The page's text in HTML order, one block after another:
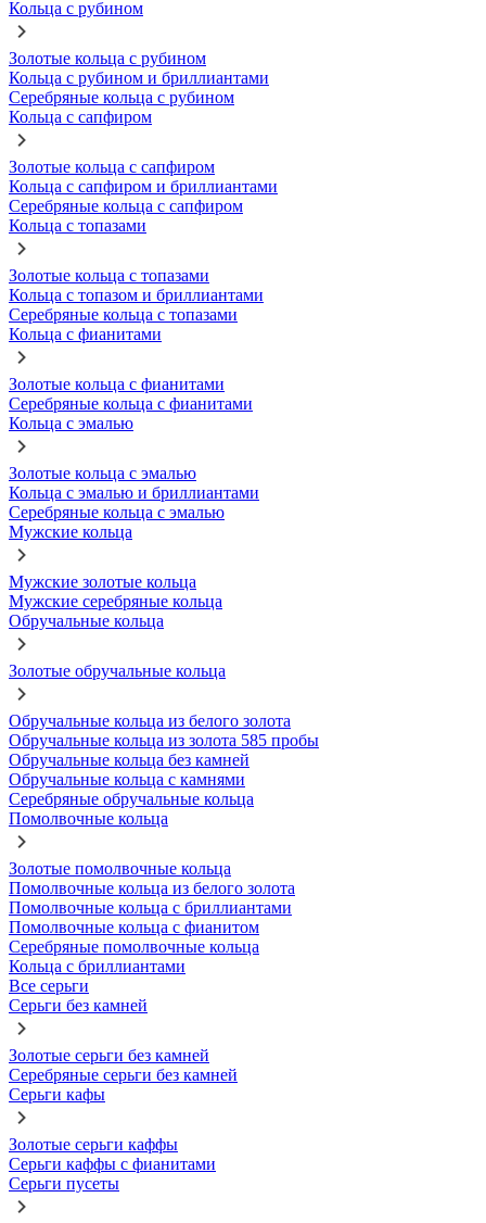
Кольца с рубином
Золотые кольца с рубином
Кольца с рубином и бриллиантами
Серебряные кольца с рубином
Кольца с сапфиром
Золотые кольца с сапфиром
Кольца с сапфиром и бриллиантами
Серебряные кольца с сапфиром
Кольца с топазами
Золотые кольца с топазами
Кольца с топазом и бриллиантами
Серебряные кольца с топазами
Кольца с фианитами
Золотые кольца с фианитами
Серебряные кольца с фианитами
Кольца с эмалью
Золотые кольца с эмалью
Кольца с эмалью и бриллиантами
Серебряные кольца с эмалью
Мужские кольца
Мужские золотые кольца
Мужские серебряные кольца
Обручальные кольца
Золотые обручальные кольца
Обручальные кольца из белого золота
Обручальные кольца из золота 585 пробы
Обручальные кольца без камней
Обручальные кольца с камнями
Серебряные обручальные кольца
Помолвочные кольца
Золотые помолвочные кольца
Помолвочные кольца из белого золота
Помолвочные кольца с бриллиантами
Помолвочные кольца с фианитом
Серебряные помолвочные кольца
Кольца с бриллиантами
Все серьги
Серьги без камней
Золотые серьги без камней
Серебряные серьги без камней
Серьги кафы
Золотые серьги каффы
Серьги каффы с фианитами
Серьги пусеты